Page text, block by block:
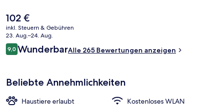
Unterkunft ist nur einen kurzen Fußmarsch von den öffentlichen
Verkehrsmitteln entfernt: Zur U-Bahn (Straßenbahnhaltestelle
Belvédère) sind es 9 Minuten.
Der
aktuelle
Preis
beträgt
102 €.
102 €
inkl. Steuern & Gebühren
23. Aug.–24. Aug.
Bewertungen
9,09,0 von 10.
WunderbarAlle 265 Bewertungen anzeigen
Beliebte Annehmlichkeiten
Haustiere erlaubt
Kostenloses WLAN